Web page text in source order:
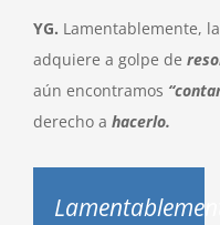
YG. Lamentablemente,
adquiere a golpe de
aún encontramos
derecho a hacerlo.